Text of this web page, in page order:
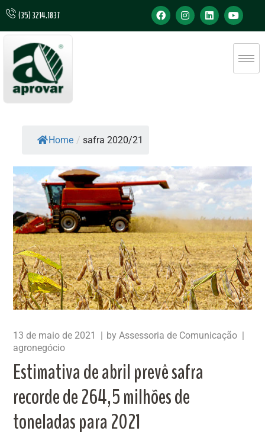
(35) 3214.1837
Home / safra 2020/21
13 de maio de 2021 byAssessoria de Comunicação
agronegócio
Estimativa de abril prevê safra
recorde de 264,5 milhões de
toneladas para 2021